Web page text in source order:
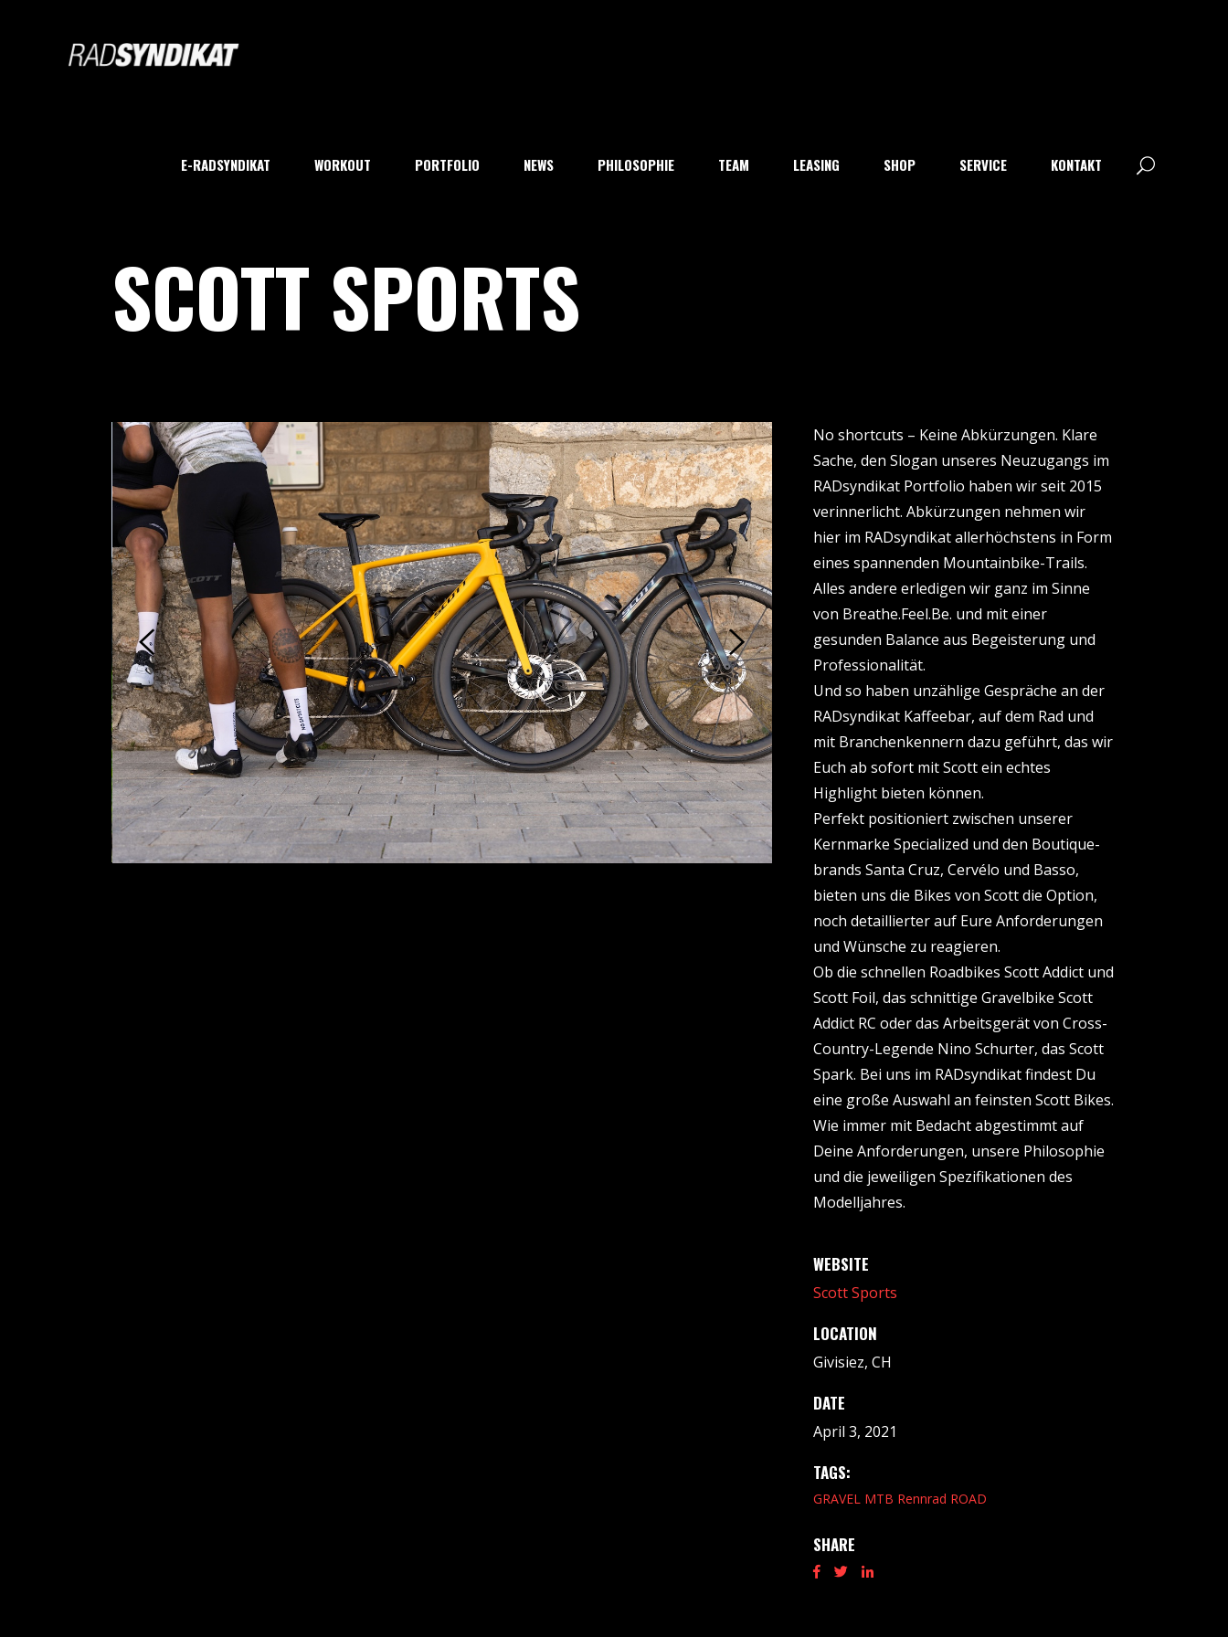
E-RADSYNDIKAT WORKOUT PORTFOLIO NEWS PHILOSOPHIE TEAM LEASING SHOP SERVICE KONTAKT
SCOTT SPORTS
No shortcuts – Keine Abkürzungen. Klare
Sache, den Slogan unseres Neuzugangs im
RADsyndikat Portfolio haben wir seit 2015
verinnerlicht. Abkürzungen nehmen wir
hier im RADsyndikat allerhöchstens in Form
eines spannenden Mountainbike-Trails.
Alles andere erledigen wir ganz im Sinne
von Breathe.Feel.Be. und mit einer
gesunden Balance aus Begeisterung und
Professionalität.
Und so haben unzählige Gespräche an der
RADsyndikat Kaffeebar, auf dem Rad und
mit Branchenkennern dazu geführt, das wir
Euch ab sofort mit Scott ein echtes
Highlight bieten können.
Perfekt positioniert zwischen unserer
Kernmarke Specialized und den Boutique-
brands Santa Cruz, Cervélo und Basso,
bieten uns die Bikes von Scott die Option,
noch detaillierter auf Eure Anforderungen
und Wünsche zu reagieren.
Ob die schnellen Roadbikes Scott Addict und
Scott Foil, das schnittige Gravelbike Scott
Addict RC oder das Arbeitsgerät von Cross-
Country-Legende Nino Schurter, das Scott
Spark. Bei uns im RADsyndikat findest Du
eine große Auswahl an feinsten Scott Bikes.
Wie immer mit Bedacht abgestimmt auf
Deine Anforderungen, unsere Philosophie
und die jeweiligen Spezifikationen des
Modelljahres.
WEBSITE
Scott Sports
LOCATION
Givisiez, CH
DATE
April 3, 2021
TAGS:
GRAVEL MTB Rennrad ROAD
SHARE